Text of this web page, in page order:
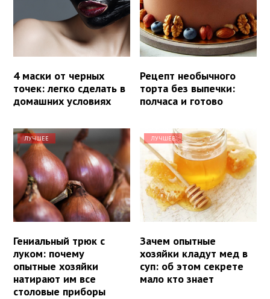
4 маски от черных
точек: легко сделать в
домашних условиях
Рецепт необычного
торта без выпечки:
полчаса и готово
ЛУЧШЕЕ
Гениальный трюк с
луком: почему
опытные хозяйки
натирают им все
столовые приборы
ЛУЧШЕЕ
Зачем опытные
хозяйки кладут мед в
суп: об этом секрете
мало кто знает